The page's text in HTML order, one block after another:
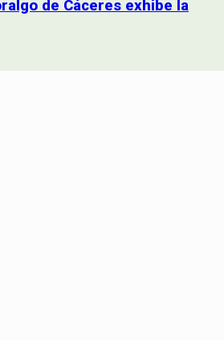
de Cáceres exhibe la